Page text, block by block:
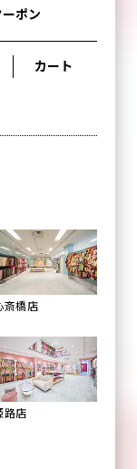
ーポン
カート
斎橋店
路店